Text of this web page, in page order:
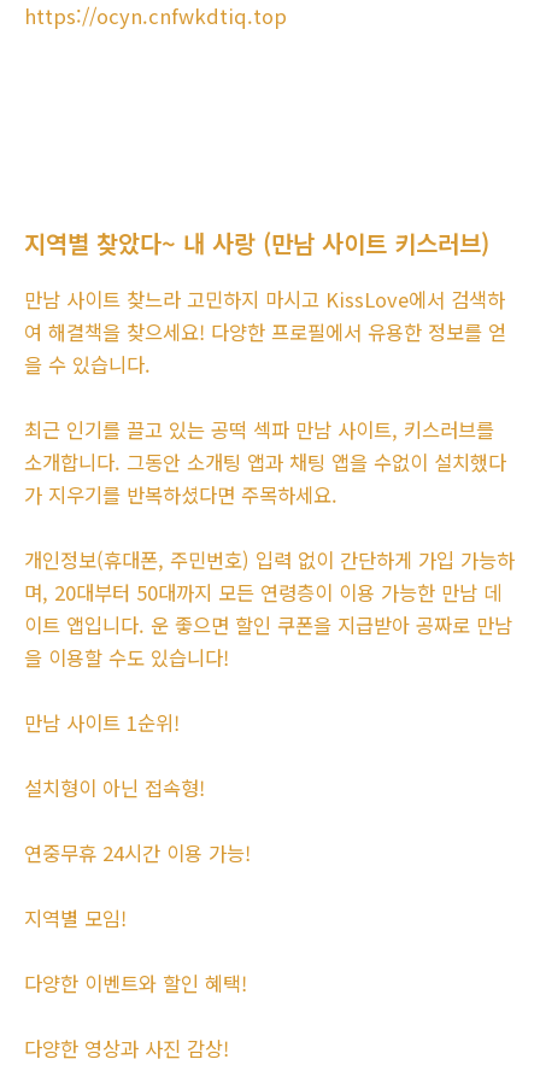
https://ocyn.cnfwkdtiq.top
지역별 찾았다~ 내 사랑 (만남 사이트 키스러브)
만남 사이트 찾느라 고민하지 마시고 KissLove에서 검색하
여 해결책을 찾으세요! 다양한 프로필에서 유용한 정보를 얻
을 수 있습니다.
최근 인기를 끌고 있는 공떡 섹파 만남 사이트, 키스러브를
소개합니다. 그동안 소개팅 앱과 채팅 앱을 수없이 설치했다
가 지우기를 반복하셨다면 주목하세요.
개인정보(휴대폰, 주민번호) 입력 없이 간단하게 가입 가능하
며, 20대부터 50대까지 모든 연령층이 이용 가능한 만남 데
이트 앱입니다. 운 좋으면 할인 쿠폰을 지급받아 공짜로 만남
을 이용할 수도 있습니다!
만남 사이트 1순위!
설치형이 아닌 접속형!
연중무휴 24시간 이용 가능!
지역별 모임!
다양한 이벤트와 할인 혜택!
다양한 영상과 사진 감상!